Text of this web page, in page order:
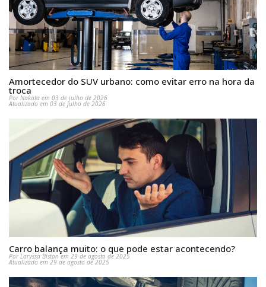
Amortecedor do SUV urbano: como evitar erro na hora da
troca
Por Nakata em 03 de julho de 2026
Atualizado em 03 de julho de 2026
Carro balança muito: o que pode estar acontecendo?
Por Laryssa Biston em 29 de agosto de 2025
Atualizado em 29 de agosto de 2025